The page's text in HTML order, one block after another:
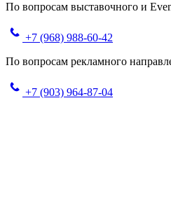
По вопросам выставочного и
+7 (968) 988-60-42
По вопросам рекламного
+7 (903) 964-87-04